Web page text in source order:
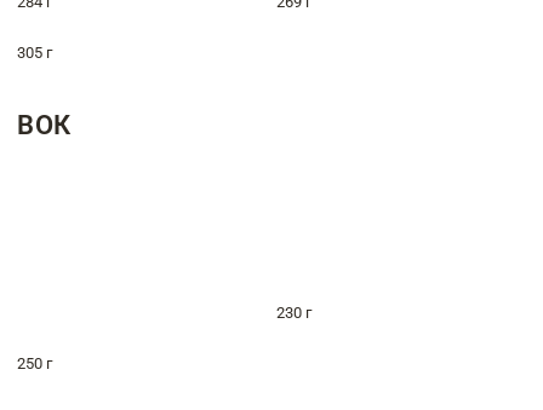
305 г
ВОК
230 г
250 г